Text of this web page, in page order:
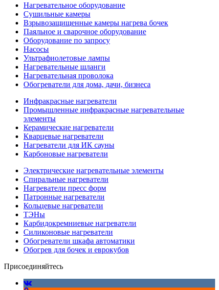
Нагревательное оборудование
Сушильные камеры
Взрывозащищенные камеры нагрева бочек
Паяльное и сварочное оборудование
Оборудование по запросу
Насосы
Ультрафиолетовые лампы
Нагревательные шланги
Нагревательная проволока
Обогреватели для дома, дачи, бизнеса
Инфракрасные нагреватели
Промышленные инфракрасные нагревательные
элементы
Керамические нагреватели
Кварцевые нагреватели
Нагреватели для ИК сауны
Карбоновые нагреватели
Электрические нагревательные элементы
Спиральные нагреватели
Нагреватели пресс форм
Патронные нагреватели
Кольцевые нагреватели
ТЭНы
Карбидокремниевые нагреватели
Силиконовые нагреватели
Обогреватели шкафа автоматики
Обогрев для бочек и еврокубов
Присоединяйтесь